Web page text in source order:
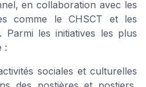
en collaboration avec les
comme le CHSCT et les
Parmi les initiatives les plus
:
sociales et culturelles